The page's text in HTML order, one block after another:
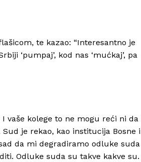
te kazao: “Interesantno je
‘pumpaj’, kod nas ‘mućkaj’, pa
I vaše kolege to ne mogu reći ni da
je rekao, kao institucija Bosne i
da mi degradiramo odluke suda
Odluke suda su takve kakve su.